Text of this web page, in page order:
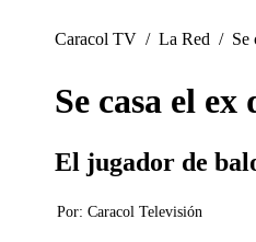
Caracol TV / La Red / Se
Se casa el
El jugador de
Por: Caracol Televisión